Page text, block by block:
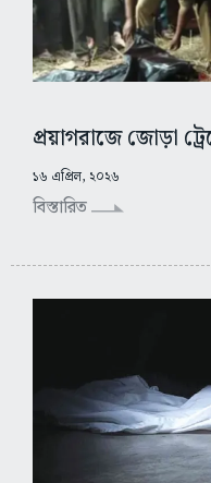
প্রয়াগরাজে জোড়া
১৬ এপ্রিল, ২০২৬
বিস্তারিত